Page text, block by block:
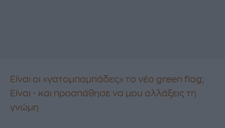
Είναι οι «γατομπαμπάδες» το νέο green flag;
Είναι - και προσπάθησε να μου αλλάξεις τη
γνώμη